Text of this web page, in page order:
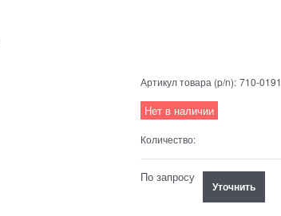
Артикул товара (p/n): 710-0191
Нет в наличии
Количество:
По запросу
Уточнить